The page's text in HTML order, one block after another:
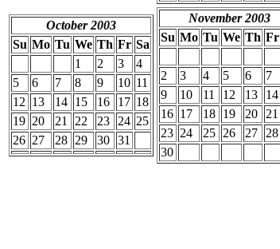
October 2003
Su Mo Tu We Th Fr Sa
1
2 3
4
5
6 7 8 9 10 11
12 13 14 15 16 17 18
19 20 21 22 23 24 25
26 27 28 29 30 31
November 2003
Su Mo Tu We Th Fr
2
3 4 5 6 7
9
10 11 12 13 14
16 17 18 19 20 21
23 24 25 26 27 28
30